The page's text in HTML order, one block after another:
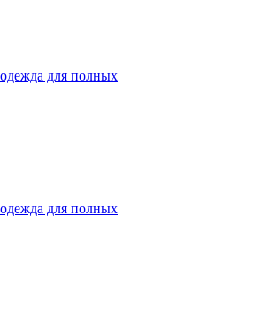
для полных
для полных